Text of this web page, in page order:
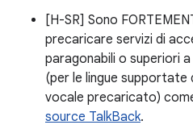
[H-SR] Sono
precaricare servizi di
paragonabili o superiori
(per le lingue supportate
vocale precaricato)
source TalkBack.